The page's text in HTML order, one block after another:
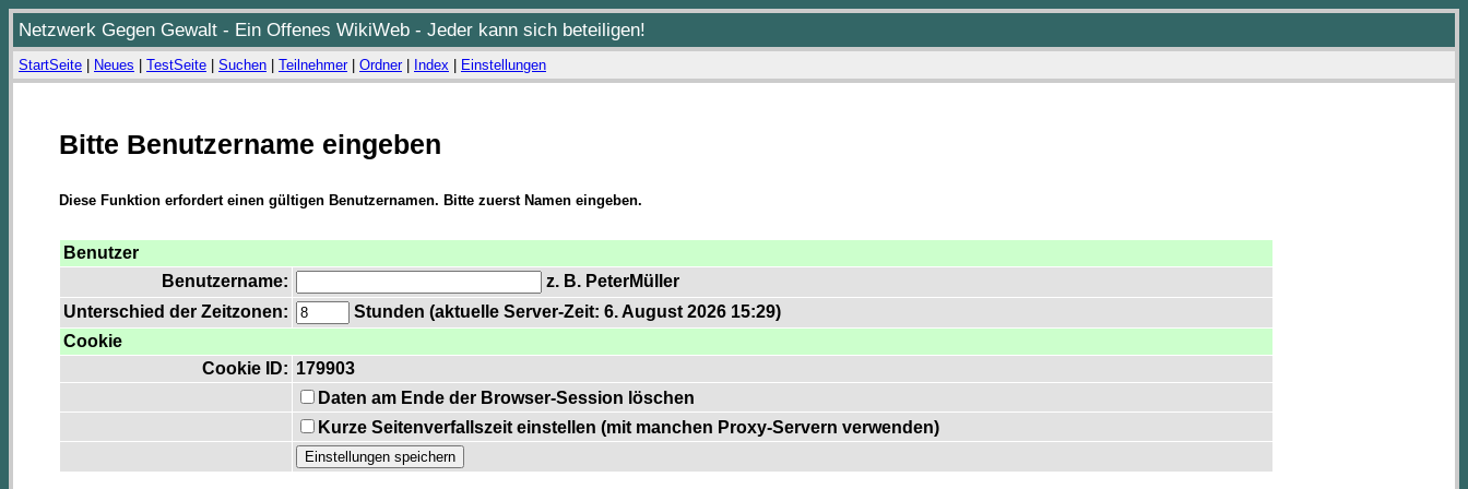
Netzwerk Gegen Gewalt - Ein Offenes WikiWeb - Jeder kann sich beteiligen!
StartSeite Neues TestSeite Suchen Teilnehmer| Ordner| Index Einstellungen
Bitte Benutzername eingeben
Diese Funktion erfordert einen gültigen Benutzernamen. Bitte zuerst Namen eingeben.
Benutzer
Benutzername:
z. B. PeterMüller
Unterschied der Zeitzonen:
Stunden (aktuelle Server-Zeit: 6. August 2026 15:29)
Cookie
Cookie ID: 179903
Daten am Ende der Browser-Session löschen
Kurze Seitenverfallszeit einstellen (mit manchen Proxy-Servern verwenden)